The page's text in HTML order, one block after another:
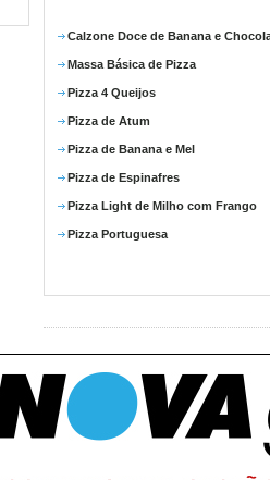
Calzone Doce de Banana e
Massa Básica de Pizza
Pizza 4 Queijos
Pizza de Atum
Pizza de Banana e Mel
Pizza de Espinafres
Pizza Light de Milho com Frango
Pizza Portuguesa